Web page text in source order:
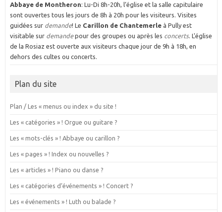
Abbaye de Montheron: Lu-Di 8h-20h, l’église et la salle capitulaire
sont ouvertes tous les jours de 8h à 20h pour les visiteurs. Visites
guidées sur demande! Le Carillon de Chantemerleà Pully est
visitable sur demandepour des groupes ou après les concerts. L'église
de la Rosiaz est ouverte aux visiteurs chaque jour de 9h à 18h, en
dehors des cultes ou concerts.
Plan du site
Plan / Les « menus ou index » du site !
Les « catégories » ! Orgue ou guitare ?
Les « mots-clés » ! Abbaye ou carillon ?
Les « pages » ! Index ou nouvelles ?
Les « articles » ! Piano ou danse ?
Les « catégories d’événements » ! Concert ?
Les « événements » ! Luth ou balade ?